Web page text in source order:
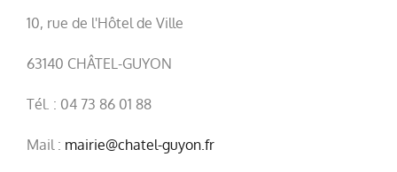
10, rue de l'Hôtel de Ville
63140 CHÂTEL-GUYON
Tél. : 04 73 86 01 88
Mail : mairie@chatel-guyon.fr